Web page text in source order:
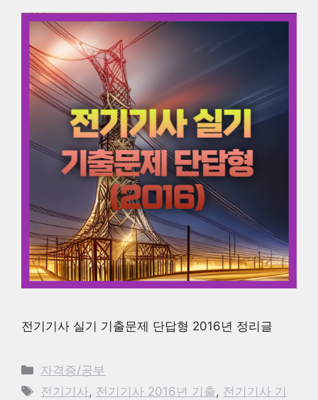
전기기사 실기 기출문제 단답형 2016년 정리글
Categories
자격증/공부
Tags
전기기사, 전기기사 2016년 기출, 전기기사 기